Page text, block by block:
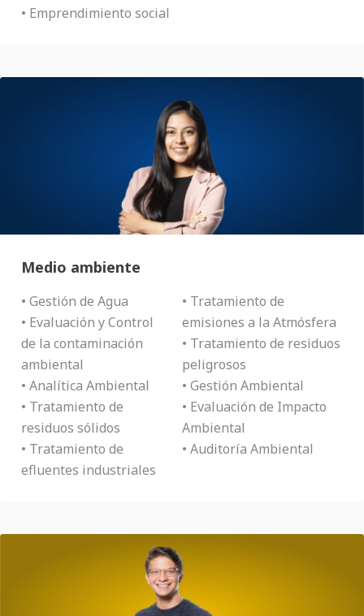
• Emprendimiento social
Medio ambiente
• Gestión de Agua
• Evaluación y Control
de la contaminación
ambiental
• Analítica Ambiental
• Tratamiento de
residuos sólidos
• Tratamiento de
efluentes industriales
• Tratamiento de
emisiones a la Atmósfera
• Tratamiento de residuos
peligrosos
• Gestión Ambiental
• Evaluación de Impacto
Ambiental
• Auditoría Ambiental